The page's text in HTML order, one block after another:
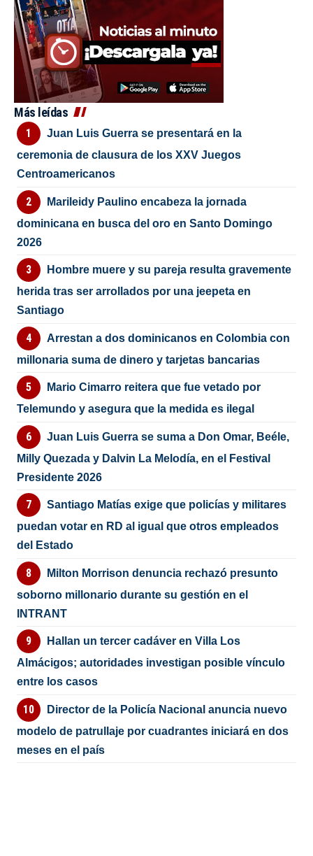
Más leídas
Juan Luis Guerra se presentará en la
ceremonia de clausura de los XXV Juegos
Centroamericanos
Marileidy Paulino encabeza la jornada
dominicana en busca del oro en Santo Domingo
2026
Hombre muere y su pareja resulta gravemente
herida tras ser arrollados por una jeepeta en
Santiago
Arrestan a dos dominicanos en Colombia con
millonaria suma de dinero y tarjetas bancarias
Mario Cimarro reitera que fue vetado por
Telemundo y asegura que la medida es ilegal
Juan Luis Guerra se suma a Don Omar, Beéle,
Milly Quezada y Dalvin La Melodía, en el Festival
Presidente 2026
Santiago Matías exige que policías y militares
puedan votar en RD al igual que otros empleados
del Estado
Milton Morrison denuncia rechazó presunto
soborno millonario durante su gestión en el
INTRANT
Hallan un tercer cadáver en Villa Los
Almácigos; autoridades investigan posible vínculo
entre los casos
Director de la Policía Nacional anuncia nuevo
modelo de patrullaje por cuadrantes iniciará en dos
meses en el país